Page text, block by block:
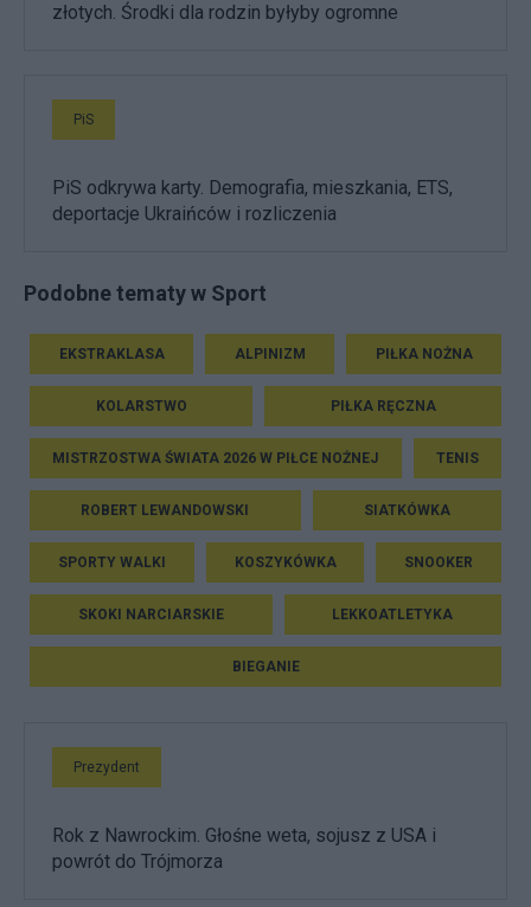
złotych. Środki dla rodzin byłyby ogromne
PiS
PiS odkrywa karty. Demografia, mieszkania, ETS,
deportacje Ukraińców i rozliczenia
Podobne tematy w Sport
EKSTRAKLASA ALPINIZM PIŁKA NOŻNA
KOLARSTWO PIŁKA RĘCZNA
MISTRZOSTWA ŚWIATA 2026 W PIŁCE NOŻNEJ TENIS
ROBERT LEWANDOWSKI SIATKÓWKA
SPORTY WALKI KOSZYKÓWKA SNOOKER
SKOKI NARCIARSKIE LEKKOATLETYKA
BIEGANIE
Prezydent
Rok z Nawrockim. Głośne weta, sojusz z USA i
powrót do Trójmorza